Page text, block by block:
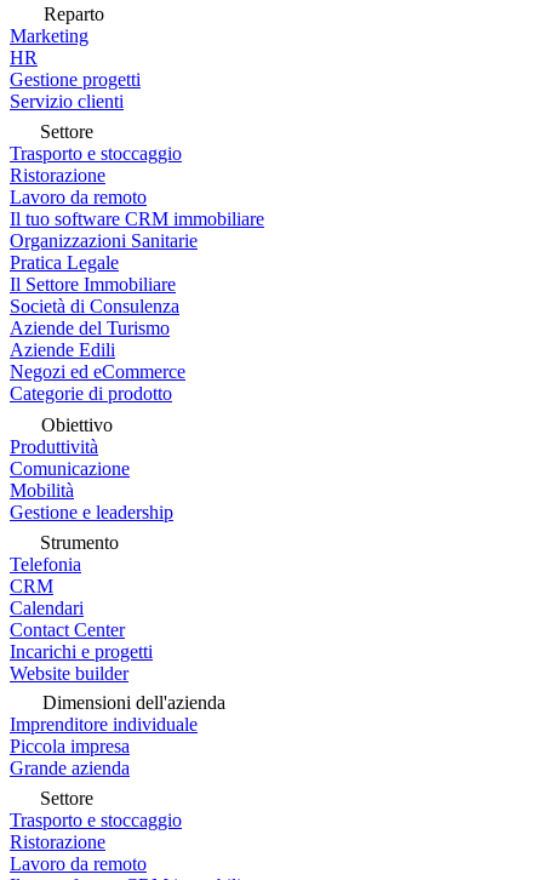
Reparto
Marketing
HR
Gestione progetti
Servizio clienti
Settore
Trasporto e stoccaggio
Ristorazione
Lavoro da remoto
Il tuo software CRM immobiliare
Organizzazioni Sanitarie
Pratica Legale
Il Settore Immobiliare
Società di Consulenza
Aziende del Turismo
Aziende Edili
Negozi ed eCommerce
Categorie di prodotto
Obiettivo
Produttività
Comunicazione
Mobilità
Gestione e leadership
Strumento
Telefonia
CRM
Calendari
Contact Center
Incarichi e progetti
Website builder
Dimensioni dell'azienda
Imprenditore individuale
Piccola impresa
Grande azienda
Settore
Trasporto e stoccaggio
Ristorazione
Lavoro da remoto